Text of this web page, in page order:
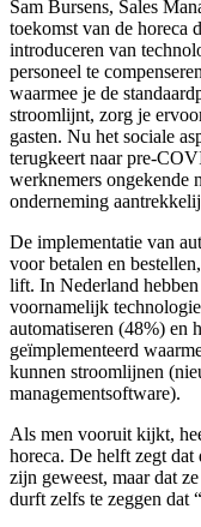
Sam Bursens, Sales
toekomst van de horeca
introduceren van
personeel te
waarmee je de
stroomlijnt, zorg je
gasten. Nu het sociale
terugkeert naar pre-
werknemers ongekende
onderneming
De implementatie van
voor betalen en
lift. In Nederland hebben
voornamelijk
automatiseren (48%) en
geïmplementeerd
kunnen stroomlijnen
managementsoftware).
Als men vooruit kijkt,
horeca. De helft zegt
zijn geweest, maar dat
durft zelfs te zeggen dat